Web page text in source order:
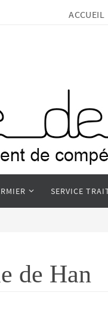
ACCUEIL
SERVICE
de Han